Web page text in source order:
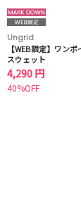
Ungrid
【WEB限定】ワン
スウェット
4,290 円
40%OFF